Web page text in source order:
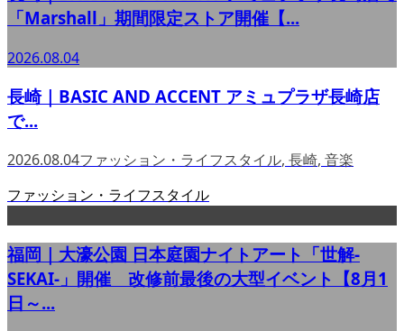
「Marshall」期間限定ストア開催【...
2026.08.04
長崎｜BASIC AND ACCENT アミュプラザ長崎店
で...
2026.08.04ファッション・ライフスタイル, 長崎, 音楽
ファッション・ライフスタイル
福岡｜大濠公園 日本庭園ナイトアート「世解-
SEKAI-」開催 改修前最後の大型イベント【8月1
日～...